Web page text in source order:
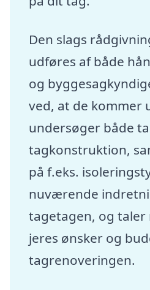
Den slags
udføres af både
og
ved, at de kommer
undersøger både
tagkonstruktion,
på f.eks.
nuværende
tagetagen, og taler
jeres ønsker og
tagrenoveringen.